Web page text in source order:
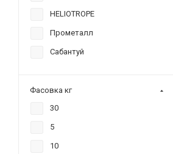
HELIOTROPE
Прометалл
Сабантуй
Фасовка кг
30
5
10